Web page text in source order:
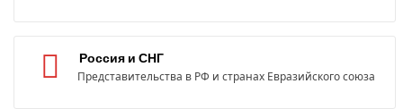
Россия и СНГ
Представительства в РФ и странах Евразийского союза